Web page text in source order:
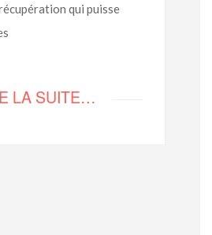
qui puisse
LA SUITE…